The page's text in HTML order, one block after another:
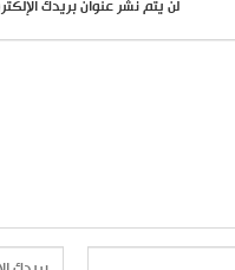
لن يتم نشر عنوان بريدك